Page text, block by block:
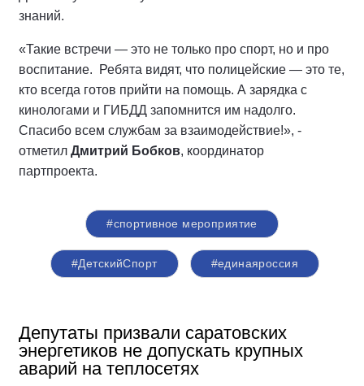
знаний.
«Такие встречи — это не только про спорт, но и про
воспитание. Ребята видят, что полицейские — это те,
кто всегда готов прийти на помощь. А зарядка с
кинологами и ГИБДД запомнится им надолго.
Спасибо всем службам за взаимодействие!», -
отметил Дмитрий Бобков, координатор
партпроекта.
#спортивное мероприятие
#ДетскийСпорт #единаяроссия
Депутаты призвали саратовских
энергетиков не допускать крупных
аварий на теплосетях